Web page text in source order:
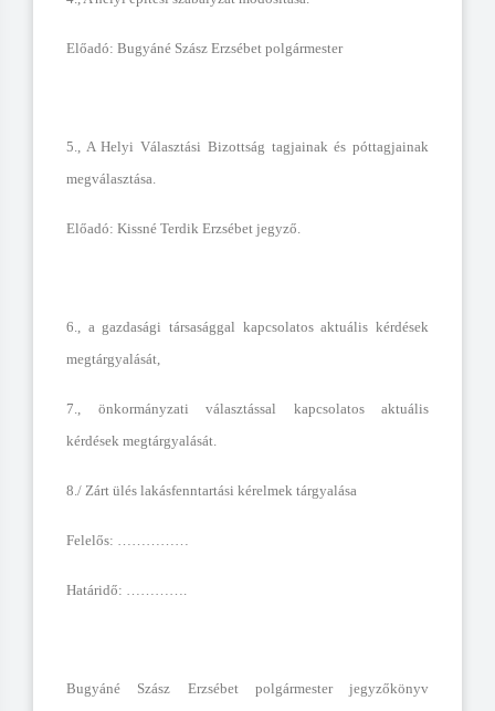
Előadó: Bugyáné Szász Erzsébet polgármester
5., A Helyi Választási Bizottság tagjainak és póttagjainak
megválasztása.
Előadó: Kissné Terdik Erzsébet jegyző.
6., a gazdasági társasággal kapcsolatos aktuális kérdések
megtárgyalását,
7., önkormányzati választással kapcsolatos aktuális
kérdések megtárgyalását.
8./ Zárt ülés lakásfenntartási kérelmek tárgyalása
Felelős: ……………
Határidő: ………….
Bugyáné Szász Erzsébet polgármester jegyzőkönyv